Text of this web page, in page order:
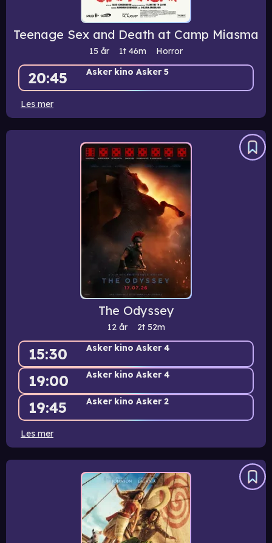
Teenage Sex and Death at Camp Miasma
15 år 1t 46m Horror
20:45 Asker kino Asker 5
Les mer
The Odyssey
12 år 2t 52m
15:30 Asker kino Asker 4
19:00 Asker kino Asker 4
19:45 Asker kino Asker 2
Les mer